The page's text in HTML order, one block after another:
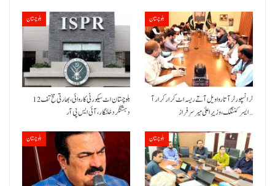
بلوچستان
بلوچستان اٹ سیکورٹی کاروائی، بھارتی مخ تف 12
دہشتگرد خلنگار،آئی ایس پی آر
بلوچستان
ٹرانسپورٹر آتا روا ویل آتے ریسہ اٹ کرار کرار آ
ایسر کننگک ،وزیرِ اعلیٰ میر سرفراز…
بلوچستان بلوچستان